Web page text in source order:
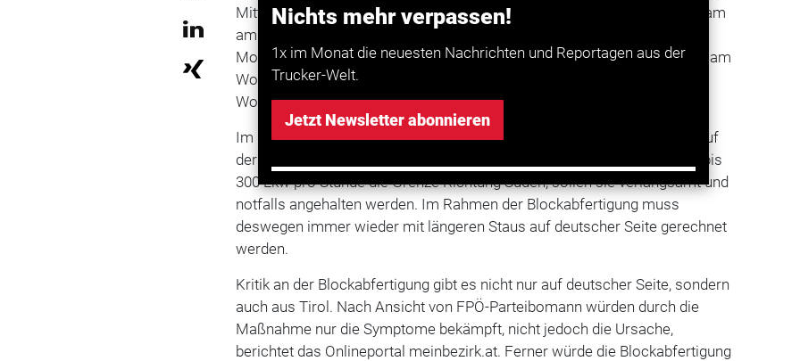
Nichts mehr verpassen!
1x im Monat die neuesten Nachrichten und Reportagen aus der
Trucker-Welt.
Jetzt Newsletter abonnieren
Mittwoch und Donnerstag dosiert abgefertigt. Auch rund um Fronleichnam
am 20. Juni wird ganzwöchig dosiert: Eine
Montag, Dienstag, Mittwoch und Freitag statt. Am Feiertag selbst sowie am
Wochenende gelten dann das Feiertags- beziehungsweise
Wochenendfahrverbot.
Im Rahmen der Blockabfertigung halten österreichische Einsatzkräfte auf
der Inntalautobahn A 93 an der Grenze Lkw zurück. Passieren rund 250 bis
300 Lkw pro Stunde die Grenze Richtung Süden, sollen sie verlangsamt und
notfalls angehalten werden. Im Rahmen der Blockabfertigung muss
deswegen immer wieder mit längeren Staus auf deutscher Seite gerechnet
werden.
Kritik an der Blockabfertigung gibt es nicht nur auf deutscher Seite, sondern
auch aus Tirol. Nach Ansicht von FPÖ-Parteibomann würden durch die
Maßnahme nur die Symptome bekämpft, nicht jedoch die Ursache,
berichtet das Onlineportal meinbezirk.at. Ferner würde die Blockabfertigung